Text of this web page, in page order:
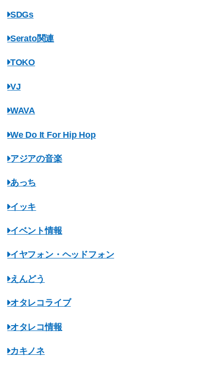
SDGs
Serato関連
TOKO
VJ
WAVA
We Do It For Hip Hop
アジアの音楽
あっち
イッキ
イベント情報
イヤフォン・ヘッドフォン
えんどう
オタレコライブ
オタレコ情報
カキノネ